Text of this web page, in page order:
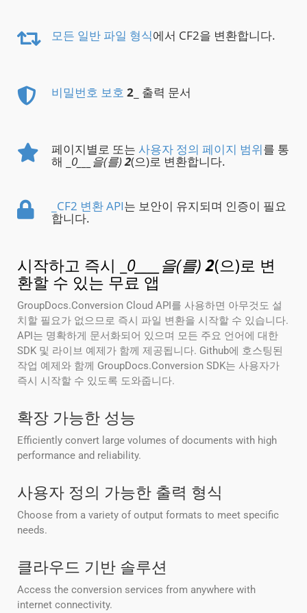
모든 일반 파일 형식에서 CF2을 변환합니다.
비밀번호 보호 2 _ 출력 문서
페이지별로 또는 사용자 정의 페이지 범위를 통
해 _ 0___을(를)2(으)로 변환합니다.
_CF2 변환 API는 보안이 유지되며 인증이 필요
합니다.
시작하고 즉시 _ 0____을(를)2(으)로 변
환할 수 있는 무료 앱
GroupDocs.Conversion Cloud API를 사용하면 아무것도 설
치할 필요가 없으므로 즉시 파일 변환을 시작할 수 있습니다.
API는 명확하게 문서화되어 있으며 모든 주요 언어에 대한
SDK 및 라이브 예제가 함께 제공됩니다. Github에 호스팅된
작업 예제와 함께 GroupDocs.Conversion SDK는 사용자가
즉시 시작할 수 있도록 도와줍니다.
확장 가능한 성능
Efficiently convert large volumes of documents with high
performance and reliability.
사용자 정의 가능한 출력 형식
Choose from a variety of output formats to meet specific
needs.
클라우드 기반 솔루션
Access the conversion services from anywhere with
internet connectivity.